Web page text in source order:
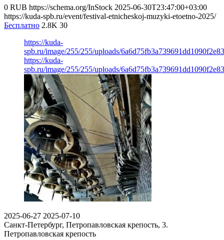
0 RUB https://schema.org/InStock 2025-06-30T23:47:00+03:00
https://kuda-spb.ru/event/festival-etnicheskoj-muzyki-etoetno-2025/
Бесплатно 2.8K 30
https://kuda-
spb.ru/image/255/255/uploads/
https://kuda-
spb.ru/image/255/255/uploads/
2025-06-27 2025-07-10
Санкт-Петербург, Петропавловская крепость, 3.
Петропавловская крепость